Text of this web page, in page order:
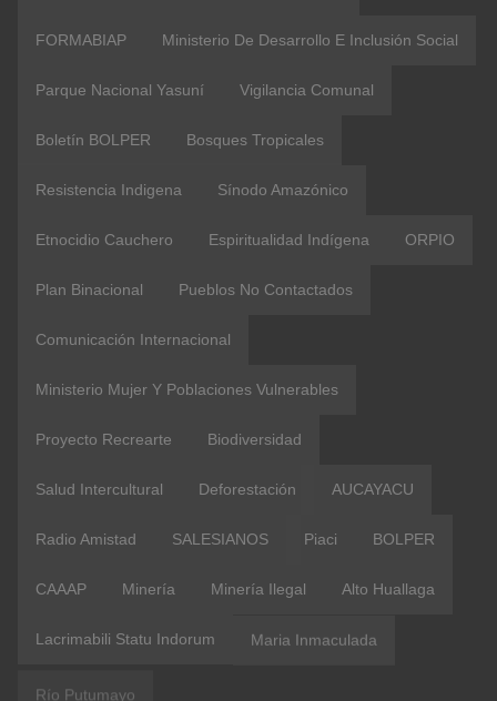
FORMABIAP Ministerio De Desarrollo E Inclusión Social
Parque Nacional Yasuní Vigilancia Comunal
Boletín BOLPER Bosques Tropicales
Resistencia Indigena Sínodo Amazónico
Etnocidio Cauchero Espiritualidad Indígena ORPIO
Plan Binacional Pueblos No Contactados
Comunicación Internacional
Ministerio Mujer Y Poblaciones Vulnerables
Proyecto Recrearte Biodiversidad
Salud Intercultural Deforestación AUCAYACU
Radio Amistad SALESIANOS Piaci BOLPER
CAAAP Minería Minería Ilegal Alto Huallaga
Lacrimabili Statu Indorum Maria Inmaculada
Río Putumayo